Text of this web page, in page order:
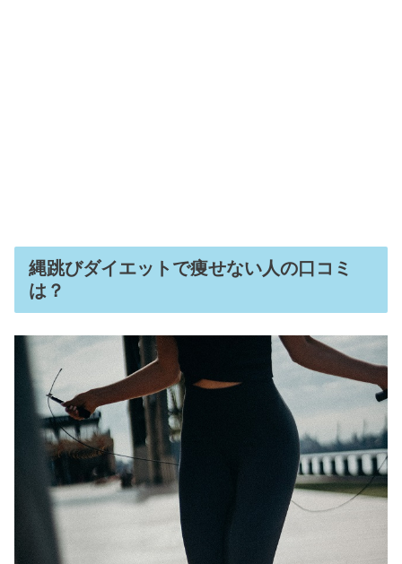
縄跳びダイエットで痩せない人の口コミ
は？